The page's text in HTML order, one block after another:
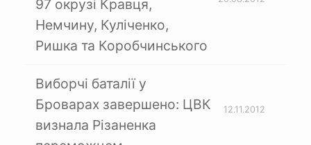
97 окрузі Кравця,
Немчину, Куліченко,
Ришка та Коробчинського
Виборчі баталії у
Броварах завершено: ЦВК
визнала Різаненка
12.11.2012